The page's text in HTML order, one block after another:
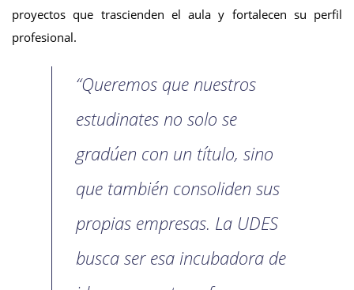
proyectos que trascienden el aula y fortalecen su perfil
profesional.
“Queremos que nuestros
estudinates no solo se
gradúen con un título, sino
que también consoliden sus
propias empresas. La UDES
busca ser esa incubadora de